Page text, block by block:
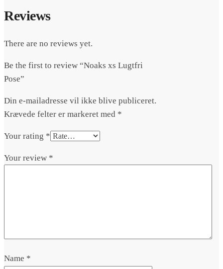
Reviews
There are no reviews yet.
Be the first to review “Noaks xs Lugtfri
Pose”
Din e-mailadresse vil ikke blive publiceret.
Krævede felter er markeret med *
Your rating *
Your review *
Name *